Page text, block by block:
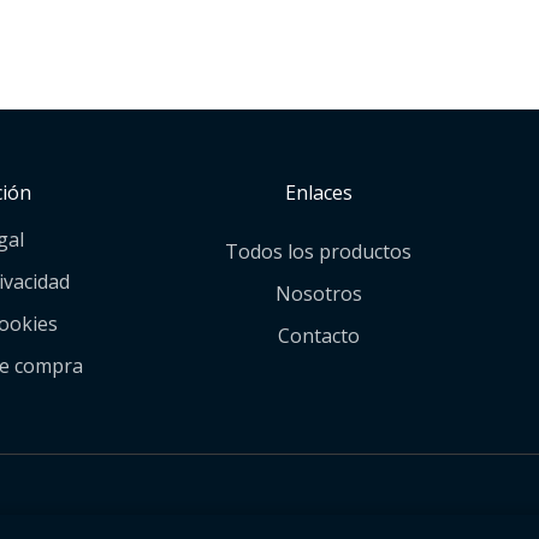
compra
Enlaces
Todos los productos
Nosotros
Contacto